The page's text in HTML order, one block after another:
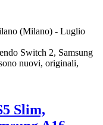
(Milano) - Luglio
Switch 2, Samsung
nuovi, originali,
Slim,